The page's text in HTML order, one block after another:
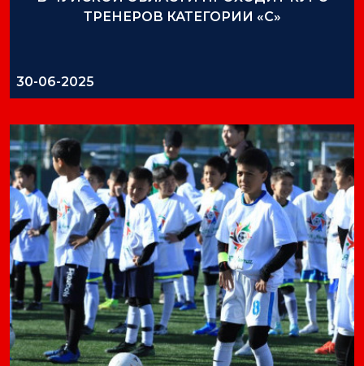
ТРЕНЕРОВ КАТЕГОРИИ «С»
30-06-2025